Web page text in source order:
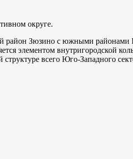
округе.
район Зюзино с южными
элементом внутригородской
всего Юго-Западного